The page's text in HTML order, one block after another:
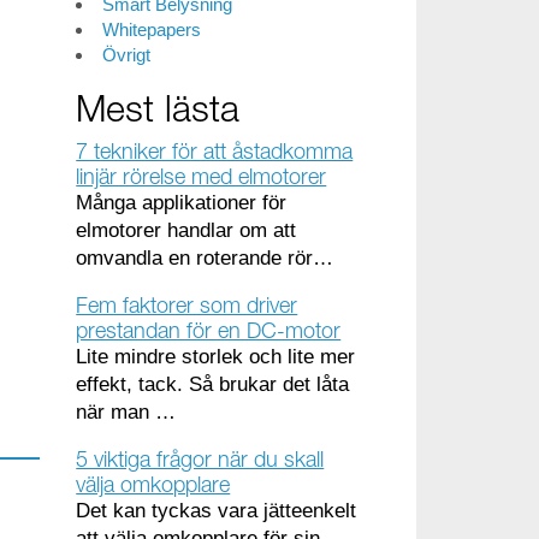
Smart Belysning
Whitepapers
Övrigt
Mest lästa
7 tekniker för att åstadkomma
linjär rörelse med elmotorer
Många applikationer för
elmotorer handlar om att
omvandla en roterande rör…
Fem faktorer som driver
prestandan för en DC-motor
Lite mindre storlek och lite mer
effekt, tack. Så brukar det låta
när man …
5 viktiga frågor när du skall
välja omkopplare
Det kan tyckas vara jätteenkelt